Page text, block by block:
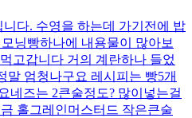
다. 수영을 하는데 가기전에 밥
닝빵하나에 내용물이 많아보
고갑니다 거의 계란하나 들었
말 엄청나구요 레시피는 빵5개
네즈는 2큰술정도? 많이넣는걸
홀그레인머스터드 작은큰술